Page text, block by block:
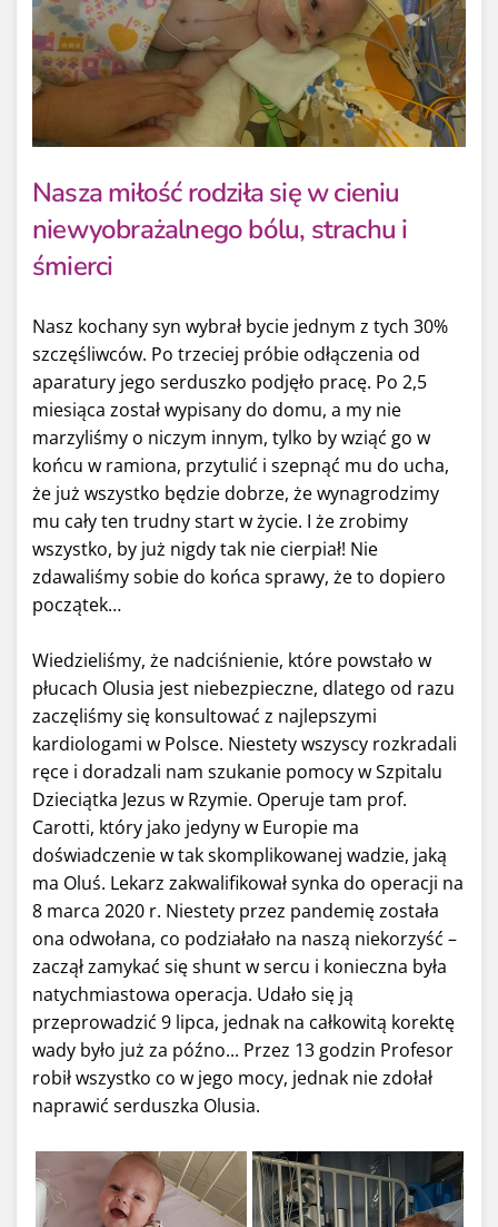
Nasza miłość rodziła się w cieniu
niewyobrażalnego bólu, strachu i
śmierci
Nasz kochany syn wybrał bycie jednym z tych 30%
szczęśliwców. Po trzeciej próbie odłączenia od
aparatury jego serduszko podjęło pracę. Po 2,5
miesiąca został wypisany do domu, a my nie
marzyliśmy o niczym innym, tylko by wziąć go w
końcu w ramiona, przytulić i szepnąć mu do ucha,
że już wszystko będzie dobrze, że wynagrodzimy
mu cały ten trudny start w życie. I że zrobimy
wszystko, by już nigdy tak nie cierpiał! Nie
zdawaliśmy sobie do końca sprawy, że to dopiero
początek…
Wiedzieliśmy, że nadciśnienie, które powstało w
płucach Olusia jest niebezpieczne, dlatego od razu
zaczęliśmy się konsultować z najlepszymi
kardiologami w Polsce. Niestety wszyscy rozkradali
ręce i doradzali nam szukanie pomocy w Szpitalu
Dzieciątka Jezus w Rzymie. Operuje tam prof.
Carotti, który jako jedyny w Europie ma
doświadczenie w tak skomplikowanej wadzie, jaką
ma Oluś. Lekarz zakwalifikował synka do operacji na
8 marca 2020 r. Niestety przez pandemię została
ona odwołana, co podziałało na naszą niekorzyść –
zaczął zamykać się shunt w sercu i konieczna była
natychmiastowa operacja. Udało się ją
przeprowadzić 9 lipca, jednak na całkowitą korektę
wady było już za późno... Przez 13 godzin Profesor
robił wszystko co w jego mocy, jednak nie zdołał
naprawić serduszka Olusia.